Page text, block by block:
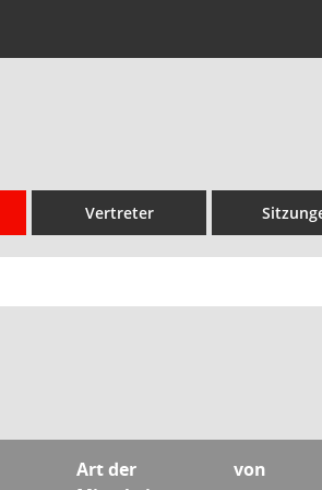
Vertreter
Art der
von